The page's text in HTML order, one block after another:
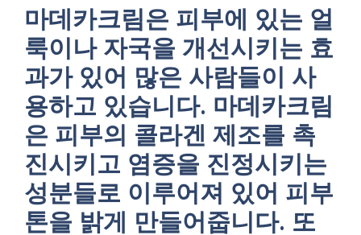
마데카크림은 피부에 있는 얼
룩이나 자국을 개선시키는 효
과가 있어 많은 사람들이 사
용하고 있습니다. 마데카크림
은 피부의 콜라겐 제조를 촉
진시키고 염증을 진정시키는
성분들로 이루어져 있어 피부
톤을 밝게 만들어줍니다. 또